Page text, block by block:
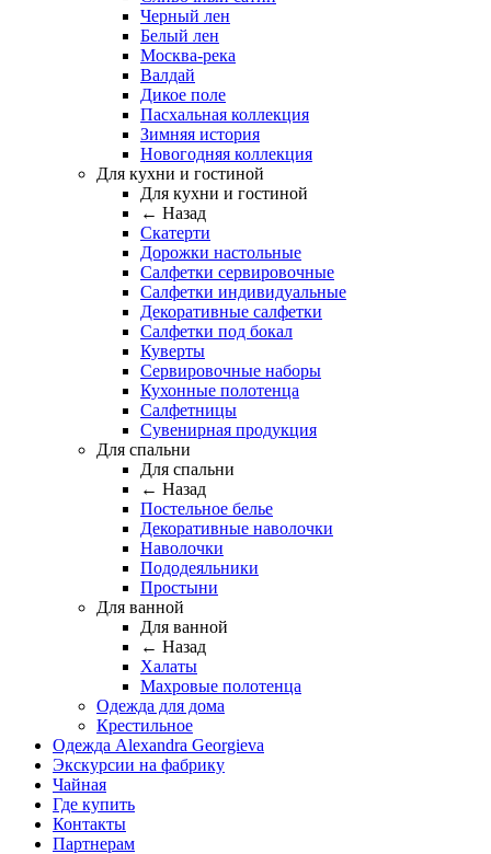
Черный лен
Белый лен
Москва-река
Валдай
Дикое поле
Пасхальная коллекция
Зимняя история
Новогодняя коллекция
Для кухни и гостиной
Для кухни и гостиной
← Назад
Скатерти
Дорожки настольные
Салфетки сервировочные
Салфетки индивидуальные
Декоративные салфетки
Салфетки под бокал
Куверты
Сервировочные наборы
Кухонные полотенца
Салфетницы
Сувенирная продукция
Для спальни
Для спальни
← Назад
Постельное белье
Декоративные наволочки
Наволочки
Пододеяльники
Простыни
Для ванной
Для ванной
← Назад
Халаты
Махровые полотенца
Одежда для дома
Крестильное
Одежда Alexandra Georgieva
Экскурсии на фабрику
Чайная
Где купить
Контакты
Партнерам